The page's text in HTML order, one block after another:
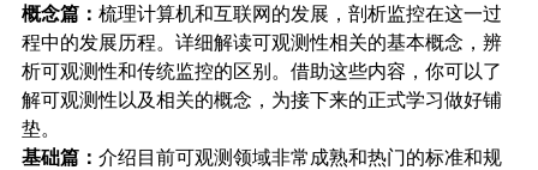
概念篇： 梳理计算机和互联网的发展，剖析监控在这一过
程中的发展历程。详细解读可观测性相关的基本概念，辨
析可观测性和传统监控的区别。借助这些内容，你可以了
解可观测性以及相关的概念，为接下来的正式学习做好铺
垫。
基础篇： 介绍目前可观测领域非常成熟和热门的标准和规